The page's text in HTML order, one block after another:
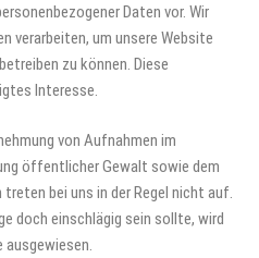
Daten vor. Wir
verarbeiten, um unsere Website
zu können. Diese
Interesse.
von Aufnahmen im
öffentlicher Gewalt sowie dem
bei uns in der Regel nicht auf.
doch einschlägig sein sollte, wird
ausgewiesen.